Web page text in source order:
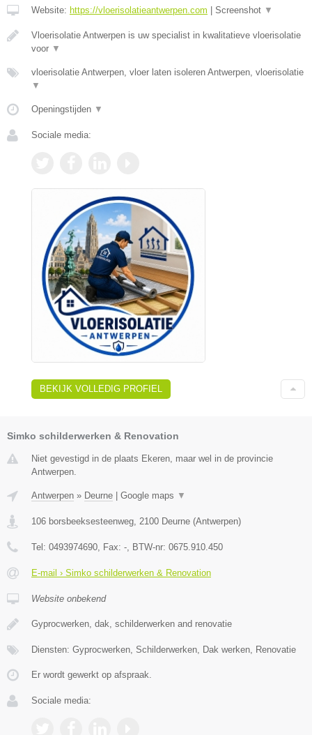
Website: https://vloerisolatieantwerpen.com Screenshot ▼
Vloerisolatie Antwerpen is uw specialist in kwalitatieve vloerisolatie
voor ▼
vloerisolatie Antwerpen, vloer laten isoleren Antwerpen, vloerisolatie
▼
Openingstijden ▼
Sociale media:
BEKIJK VOLLEDIG PROFIEL
Simko schilderwerken & Renovation
Niet gevestigd in de plaats Ekeren, maar wel in de provincie
Antwerpen.
Antwerpen » Deurne Google maps ▼
106 borsbeeksesteenweg, 2100 Deurne (Antwerpen)
Tel: 0493974690, Fax: -, BTW-nr: 0675.910.450
E-mail › Simko schilderwerken & Renovation
Website onbekend
Gyprocwerken, dak, schilderwerken and renovatie
Diensten: Gyprocwerken, Schilderwerken, Dak werken, Renovatie
Er wordt gewerkt op afspraak.
Sociale media: